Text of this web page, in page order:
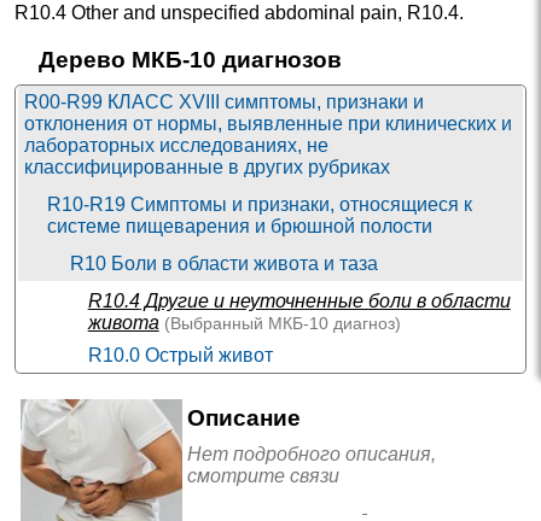
Холино
комбин
ациях
Белладонн
Папаверин
Н-
Холино
литики
(гангли
облока
торы)
Азаметония
бромид
Пентамин
Пемпидин
Пиразо
комбин
натрия +
Тиамин
Метамизол
натрия +
мин-4-
толуолсуль
фонат
ва и
адапто
гены
Виал
Опиои
дные
наркот
ически
Дименокса
дол
R10.4 Other and unspecified abdominal pain, R10.4.
Дерево МКБ-10 диагнозов
R00-R99 КЛАСС XVIII симптомы, признаки и
отклонения от нормы, выявленные при клинических и
лабораторных исследованиях, не
классифицированные в других рубриках
R10-R19 Симптомы и признаки, относящиеся к
системе пищеварения и брюшной полости
R10 Боли в области живота и таза
R10.4Другие и неуточненные боли в области
живота (Выбранный МКБ-10диагноз)
R10.0 Острый живот
верхней части живота
R10.2 Боли в области таза и промежности
R10.3 Боли, локализованные в других областях
нижней части живота
Описание
Нет подробного описания,
смотрите связи